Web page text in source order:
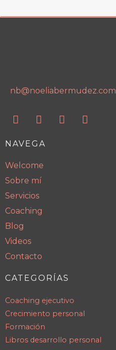
nb@noeliabermudez.com
NAVEGA
Welcome
Sobre mí
Servicios
Coaching
Blog
Videos
Contacto
CATEGORÍAS
Coaching ejecutivo
Crecimiento personal
Formación
Libros desarrollo personal